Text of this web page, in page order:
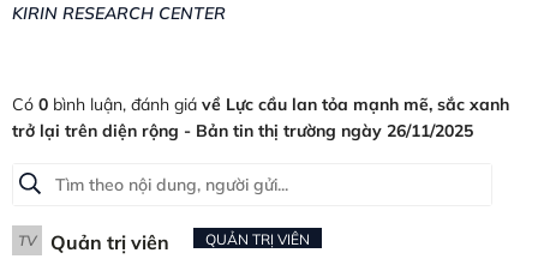
KIRIN RESEARCH CENTER
Có 0 bình luận, đánh giá về Lực cầu lan tỏa mạnh mẽ, sắc xanh
trở lại trên diện rộng - Bản tin thị trường ngày 26/11/2025
TV Quản trị viên QUẢN TRỊ VIÊN